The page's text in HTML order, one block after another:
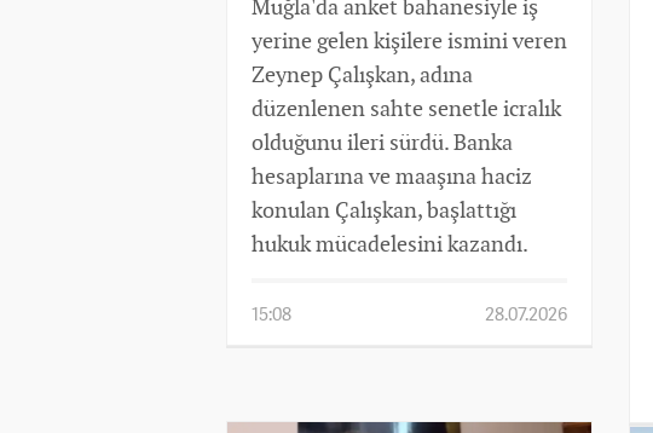
Muğla'da anket bahanesiyle iş
yerine gelen kişilere ismini veren
Zeynep Çalışkan, adına
düzenlenen sahte senetle icralık
olduğunu ileri sürdü. Banka
hesaplarına ve maaşına haciz
konulan Çalışkan, başlattığı
hukuk mücadelesini kazandı.
15:08 28.07.2026